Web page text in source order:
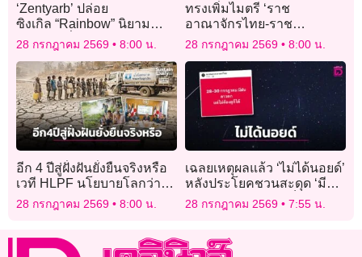
‘Zentyarb’ ปล่อย
ซิงเกิล “Rainbow” นิยาม
ความรักที่ถ่ายทอดอารมณ์
ความสัมพันธ์ยุคใหม่
28 กรกฎาคม 2569 8:00 น.
ทรงเพิ่มไมตรี ‘ราช
อาณาจักรไทย-ราช
อาณาจักรภูฏาน’
28 กรกฎาคม 2569 8:00 น.
อีก 4 ปีสู่ฝั่งฝันยั่งยืนจริงหรือ
เวที HLPF นโยบายโลกว่า
อย่างไร
28 กรกฎาคม 2569 8:00 น.
เฉลยเหตุผลแล้ว ‘ไม่ได้นอยด์’
หลังประโยคชวนสะดุด ‘มีฝน
ดาวตก แต่ไม่ต้องดูก็ได้’
28 กรกฎาคม 2569 7:55 น.